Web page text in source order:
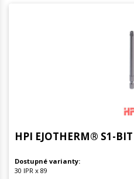
HPI EJOTHERM® S1-
Dostupné varianty:
30 IPR x 89